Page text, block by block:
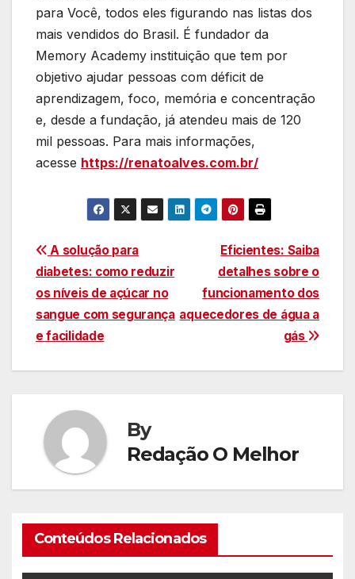
para Você, todos eles figurando nas listas dos
mais vendidos do Brasil. É fundador da
Memory Academy instituição que tem por
objetivo ajudar pessoas com déficit de
aprendizagem, foco, memória e concentração
e, desde a fundação, já atendeu mais de 120
mil pessoas. Para mais informações,
acesse https://renatoalves.com.br/
Navegação
de
Post
Eficientes: Saiba
detalhes sobre o
funcionamento dos
aquecedores de água a
gás
A solução para
diabetes: como reduzir
os níveis de açúcar no
sangue com segurança
e facilidade
By
Redação O Melhor
Conteúdos Relacionados